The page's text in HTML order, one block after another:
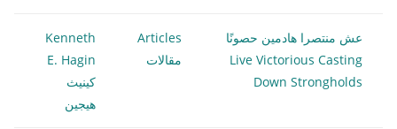
عش منتصرا هادمين حصونًا
Live Victorious Casting
Down Strongholds
Articles
مقالات
Kenneth
E. Hagin
كينيث
هيجين